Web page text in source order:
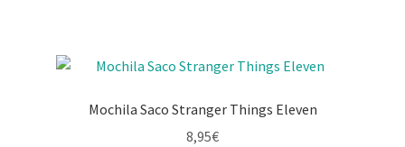
Mochila Saco Stranger Things Eleven
8,95€